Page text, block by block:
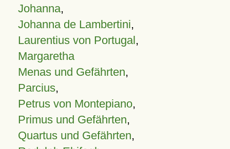
Johanna,
Johanna de Lambertini,
Laurentius von Portugal,
Margaretha
Menas und Gefährten,
Parcius,
Petrus von Montepiano,
Primus und Gefährten,
Quartus und Gefährten,